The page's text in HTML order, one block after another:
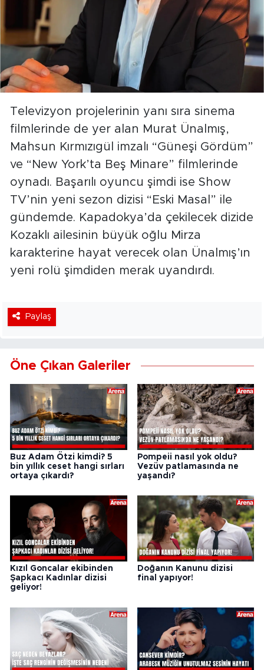
Televizyon projelerinin yanı sıra sinema
filmlerinde de yer alan Murat Ünalmış,
Mahsun Kırmızıgül imzalı “Güneşi Gördüm”
ve “New York’ta Beş Minare” filmlerinde
oynadı. Başarılı oyuncu şimdi ise Show
TV’nin yeni sezon dizisi “Eski Masal” ile
gündemde. Kapadokya’da çekilecek dizide
Kozaklı ailesinin büyük oğlu Mirza
karakterine hayat verecek olan Ünalmış’ın
yeni rolü şimdiden merak uyandırdı.
Paylaş
Öne Çıkan Galeriler
Buz Adam Ötzi kimdi? 5
bin yıllık ceset hangi sırları
ortaya çıkardı?
Pompeii nasıl yok oldu?
Vezüv patlamasında ne
yaşandı?
Kızıl Goncalar ekibinden
Şapkacı Kadınlar dizisi
geliyor!
Doğanın Kanunu dizisi
final yapıyor!